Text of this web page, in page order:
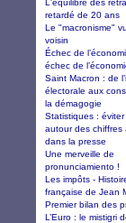
retardé de 20 ans
Le "macronisme"
voisin
Échec de
échec de
Saint Macron : de
électorale aux
la démagogie
Statistiques : éviter
autour des chiffres
dans la presse
Une merveille de
pronunciamiento !
Les impôts -
française de Jean
Premier bilan des
L’Euro : le mistigri